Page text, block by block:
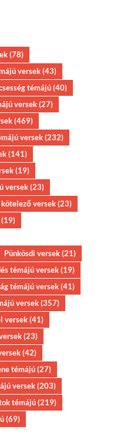
(78)
versek(43)
témájú(40)
versek(27)
(469)
versek(232)
(141)
(19)
versek(23)
kötelező versek(23)
(19)
Pünkösdi versek(21)
témájú versek(19)
témájú versek(41)
versek(357)
versek(41)
(23)
(42)
témájú(27)
versek(203)
témájú(219)
(69)